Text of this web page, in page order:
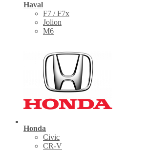
Haval
F7 / F7x
Jolion
M6
Honda
Civic
CR-V